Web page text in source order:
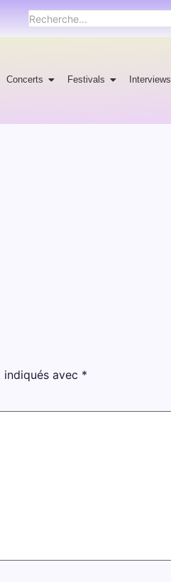
Concerts Festivals Interviews
avec *